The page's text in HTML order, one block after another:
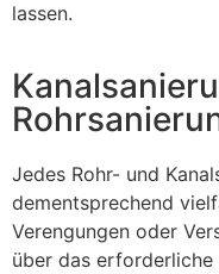
lassen.
Jedes Rohr- und
dementsprechend
Verengungen oder
über das